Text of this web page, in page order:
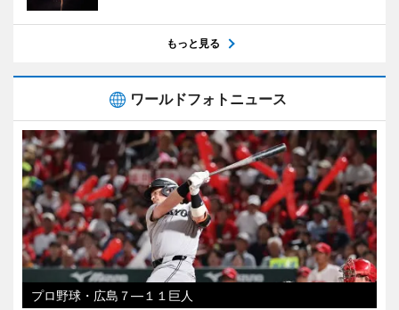
もっと見る
ワールドフォトニュース
プロ野球・広島７―１１巨人